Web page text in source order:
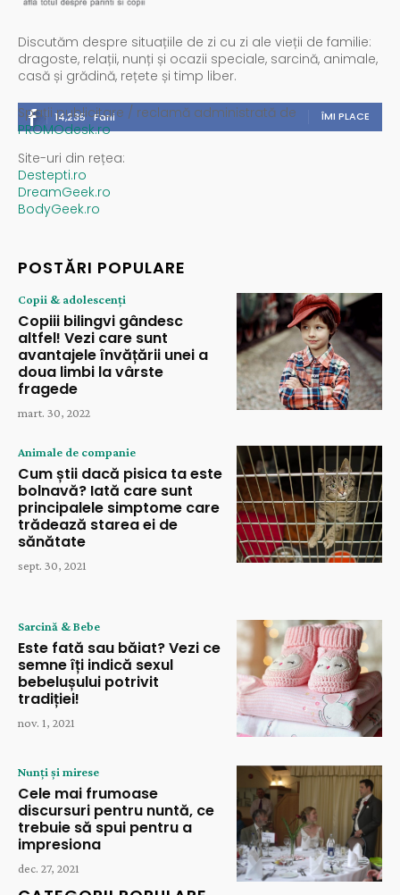
Discutăm despre situațiile de zi cu zi ale vieții de familie:
dragoste, relații, nunți și ocazii speciale, sarcină, animale,
casă și grădină, rețete și timp liber.
14,235 Fani ÎMI PLACE
Spații publicitare / reclamă administrată de
PROMOdesk.ro
Site-uri din rețea:
Destepti.ro
DreamGeek.ro
BodyGeek.ro
POSTĂRI POPULARE
Copii & adolescenți
Copiii bilingvi gândesc
altfel! Vezi care sunt
avantajele învățării unei a
doua limbi la vârste
fragede
mart. 30, 2022
Animale de companie
Cum știi dacă pisica ta este
bolnavă? Iată care sunt
principalele simptome care
trădează starea ei de
sănătate
sept. 30, 2021
Sarcină & Bebe
Este fată sau băiat? Vezi ce
semne îți indică sexul
bebelușului potrivit
tradiției!
nov. 1, 2021
Nunți și mirese
Cele mai frumoase
discursuri pentru nuntă, ce
trebuie să spui pentru a
impresiona
dec. 27, 2021